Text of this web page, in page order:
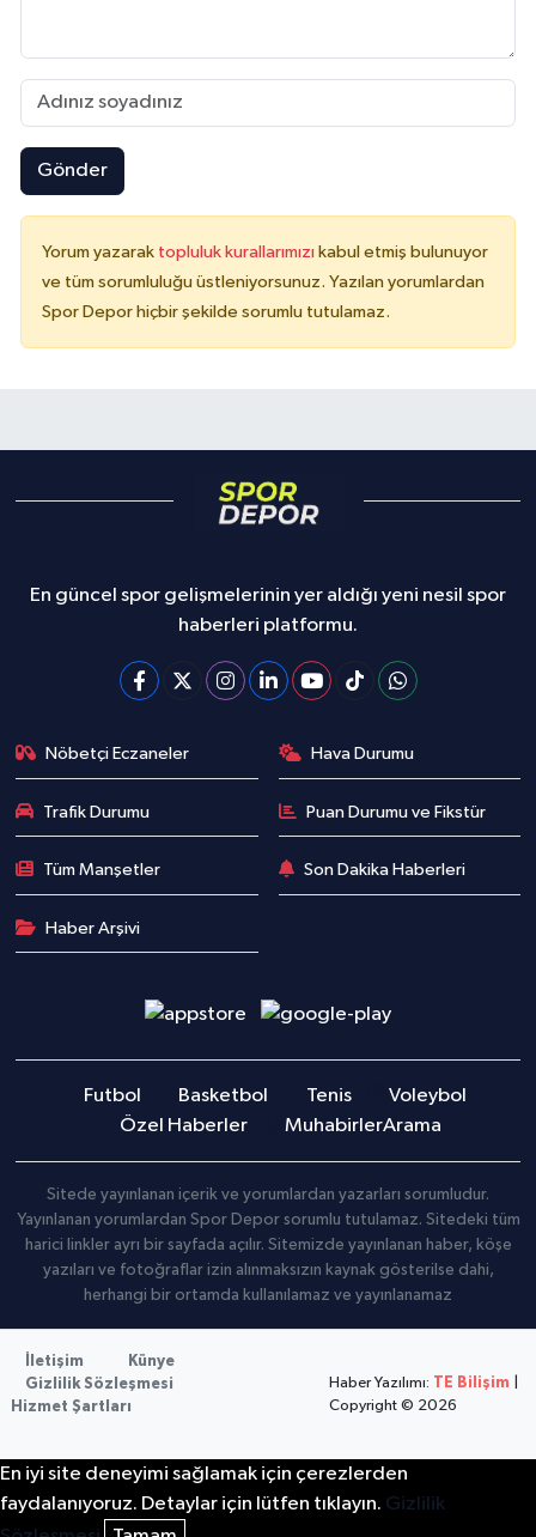
Gönder
Yorum yazarak topluluk kurallarımızı kabul etmiş bulunuyor
ve tüm sorumluluğu üstleniyorsunuz. Yazılan yorumlardan
Spor Depor hiçbir şekilde sorumlu tutulamaz.
En güncel spor gelişmelerinin yer aldığı yeni nesil spor
haberleri platformu.
Nöbetçi Eczaneler Hava Durumu
Trafik Durumu Puan Durumu ve Fikstür
Tüm Manşetler Son Dakika Haberleri
Haber Arşivi
Futbol Basketbol Tenis
Voleybol
Özel Haberler
MuhabirlerArama
Sitede yayınlanan içerik ve yorumlardan yazarları sorumludur.
Yayınlanan yorumlardan Spor Depor sorumlu tutulamaz. Sitedeki tüm
harici linkler ayrı bir sayfada açılır. Sitemizde yayınlanan haber, köşe
yazıları ve fotoğraflar izin alınmaksızın kaynak gösterilse dahi,
herhangi bir ortamda kullanılamaz ve yayınlanamaz
İletişim
Künye
Gizlilik Sözleşmesi
Hizmet Şartları
Haber Yazılımı: TE Bilişim
Copyright © 2026
En iyi site deneyimi sağlamak için çerezlerden
faydalanıyoruz. Detaylar için lütfen tıklayın. Gizlilik